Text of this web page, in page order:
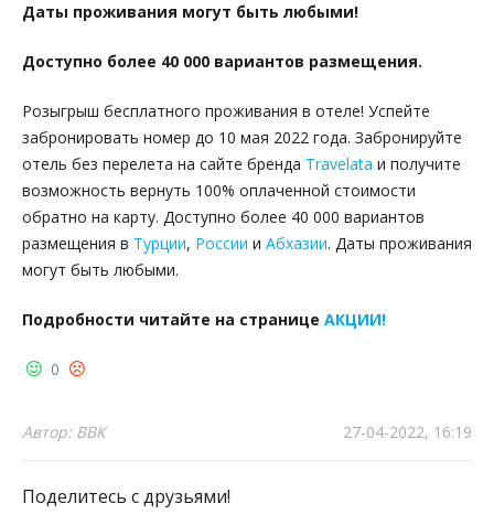
Даты проживания могут быть любыми!
Доступно более 40 000 вариантов размещения.
Розыгрыш бесплатного проживания в отеле! Успейте
забронировать номер до 10 мая 2022 года. Забронируйте
отель без перелета на сайте бренда Travelata и получите
возможность вернуть 100% оплаченной стоимости
обратно на карту. Доступно более 40 000 вариантов
размещения в Турции, России и Абхазии. Даты проживания
могут быть любыми.
Подробности читайте на странице АКЦИИ!
0
Автор: ВВК 27-04-2022, 16:19
Поделитесь с друзьями!